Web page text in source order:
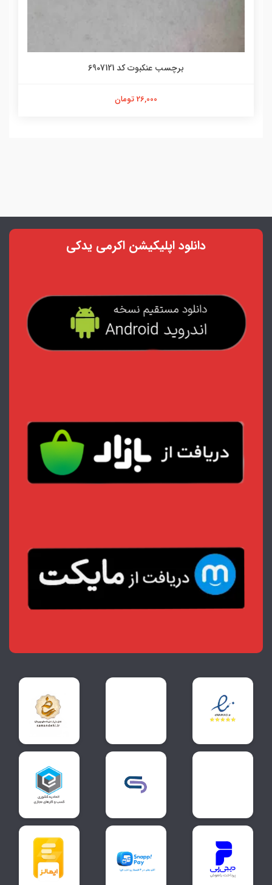
برچسب عنکبوت کد 6907121
26,000 تومان
دانلود اپلیکیشن اکرمی یدکی